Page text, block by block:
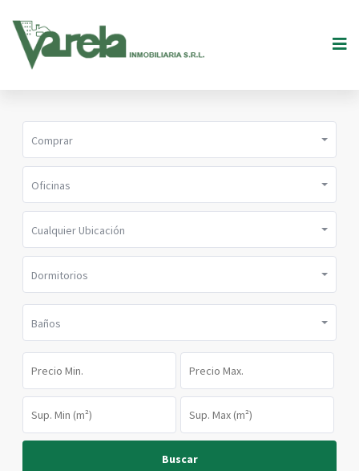
Comprar
Oficinas
Cualquier Ubicación
Dormitorios
Baños
Buscar